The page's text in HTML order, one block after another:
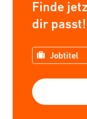
Finde
dir passt!